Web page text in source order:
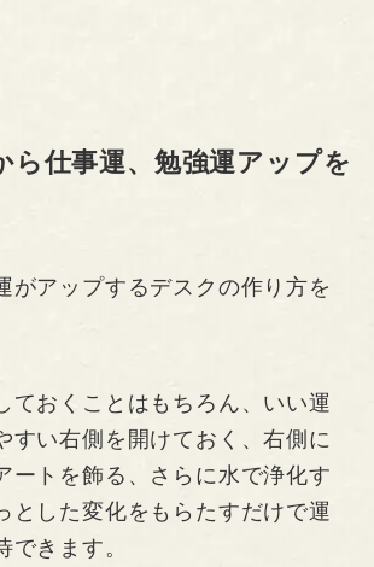
ら仕事運、勉強運アップを
がアップするデスクの作り方を
ておくことはもちろん、いい運
すい右側を開けておく、右側に
ートを飾る、さらに水で浄化す
とした変化をもらたすだけで運
できます。